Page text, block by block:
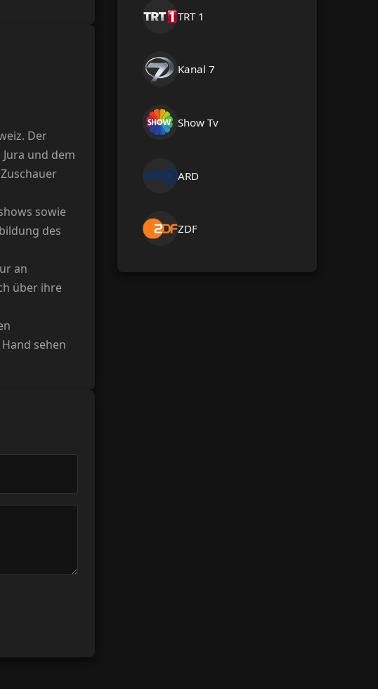
Der
und dem
sowie
des
an
über ihre
sehen
TRT 1
Kanal 7
Show Tv
ARD
ZDF